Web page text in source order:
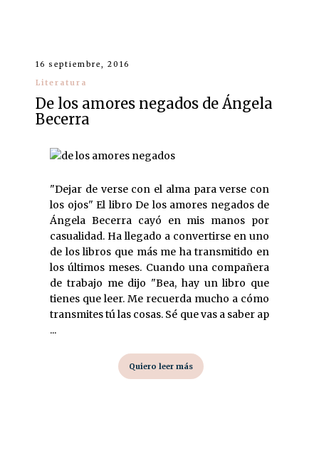
16 septiembre, 2016
Literatura
De los amores negados de Ángela
Becerra
"Dejar de verse con el alma para verse con
los ojos" El libro De los amores negados de
Ángela Becerra cayó en mis manos por
casualidad. Ha llegado a convertirse en uno
de los libros que más me ha transmitido en
los últimos meses. Cuando una compañera
de trabajo me dijo "Bea, hay un libro que
tienes que leer. Me recuerda mucho a cómo
transmites tú las cosas. Sé que vas a saber ap
...
Quiero leer más